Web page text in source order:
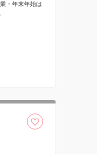
・年末年始は